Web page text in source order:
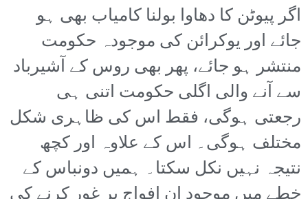
اگر پیوٹن کا دھاوا بولنا کامیاب بھی ہو
جائے اور یوکرائن کی موجودہ حکومت
منتشر ہو جائے، پھر بھی روس کے آشیرباد
سے آنے والی اگلی حکومت اتنی ہی
رجعتی ہوگی، فقط اس کی ظاہری شکل
مختلف ہوگی۔ اس کے علاوہ اور کچھ
نتیجہ نہیں نکل سکتا۔ ہمیں دونباس کے